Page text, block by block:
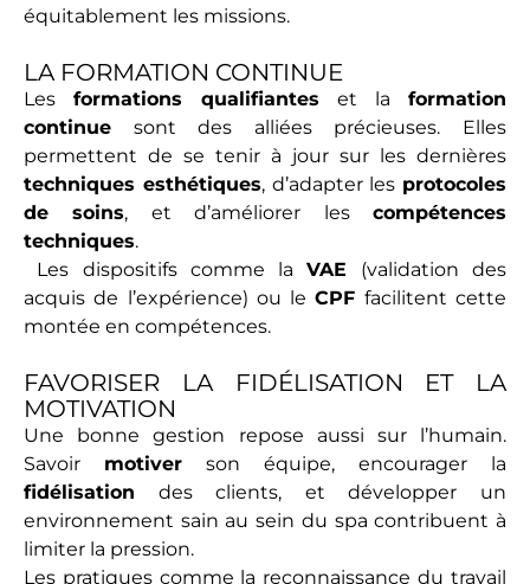
équitablement les missions.
LA FORMATION CONTINUE
Les formations qualifiantes et la formation
continue sont des alliées précieuses. Elles
permettent de se tenir à jour sur les dernières
techniques esthétiques, d’adapter les protocoles
de soins, et d’améliorer lescompétences
techniques.
Les dispositifs comme laVAE (validation des
acquis de l’expérience) ou leCPF facilitent cette
montée en compétences.
FAVORISER LA FIDÉLISATION ET LA
MOTIVATION
Une bonne gestion repose aussi sur l’humain.
Savoir motiver son équipe, encourager la
fidélisation des clients, et développer un
environnement sain au sein du spa contribuent à
limiter la pression.
Les pratiques comme la reconnaissance du travail